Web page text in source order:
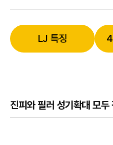
LJ 특징
진피와 필러 성기확대 모